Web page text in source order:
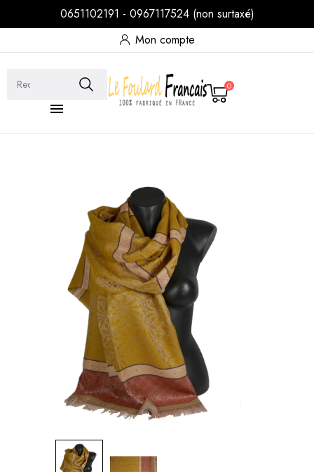
0651102191 - 0967117524 (non surtaxé)
Mon compte

0